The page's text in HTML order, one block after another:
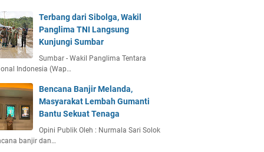
Terbang dari Sibolga, Wakil
Panglima TNI Langsung
Kunjungi Sumbar
Sumbar - Wakil Panglima Tentara
Indonesia (Wap…
Bencana Banjir Melanda,
Masyarakat Lembah Gumanti
Bantu Sekuat Tenaga
Opini Publik Oleh : Nurmala Sari Solok
banjir dan…